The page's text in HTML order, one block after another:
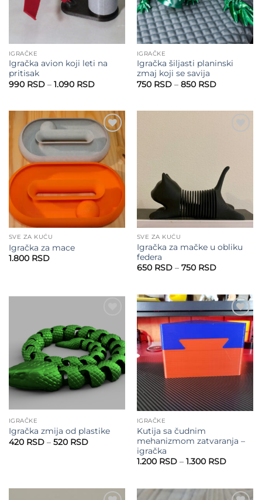
IGRAČKE
Igračka avion koji leti na
pritisak
990 RSD – 1.090 RSDRaspon
do
1.090 RSD
IGRAČKE
Igračka šiljasti planinski
zmaj koji se savija
750 RSD – 850 RSDRaspon
Add to
wishlist
SVE ZA KUĆU
Igračka za mace
1.800 RSD
SVE ZA KUĆU
Igračka za mačke u obliku
federa
650 RSD – 750 RSDRaspon
do
750 RSD
wishlist
IGRAČKE
Igračka zmija od plastike
420 RSD – 520 RSDRaspon
Add to
wishlist
IGRAČKE
Kutija sa čudnim
mehanizmom zatvaranja –
igračka
1.200 RSD – 1.300 RSDRaspon
do